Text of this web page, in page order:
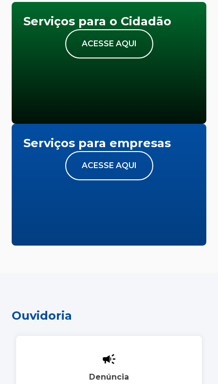
Serviços para o Cidadão
ACESSE AQUI
Serviços para empresas
ACESSE AQUI
Ouvidoria
Denúncia